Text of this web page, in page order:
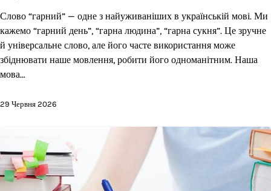
Слово “гарний” — одне з найуживаніших в українській мові. Ми
кажемо “гарний день”, “гарна людина”, “гарна сукня”. Це зручне
й універсальне слово, але його часте використання може
збіднювати наше мовлення, робити його одноманітним. Наша
мова…
29 Червня 2026